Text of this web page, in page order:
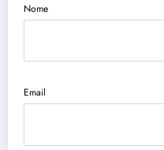
Nome
Email